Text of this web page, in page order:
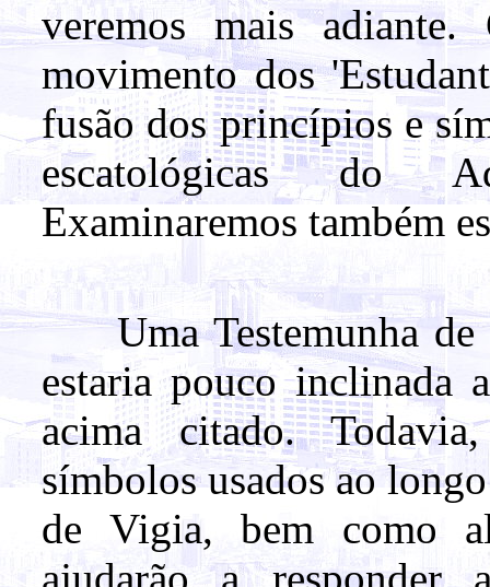
veremos mais adiante.
movimento dos
fusão dos princípios e
escatológicas do
Examinaremos também
Uma Testemunha de
estaria pouco inclinada
acima citado.
símbolos usados ao
de Vigia, bem como